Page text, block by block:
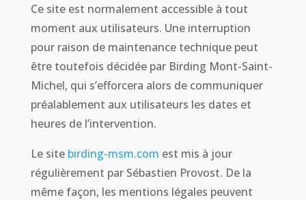
Ce site est normalement accessible à tout
moment aux utilisateurs. Une interruption
pour raison de maintenance technique peut
être toutefois décidée par Birding Mont-Saint-
Michel, qui s’efforcera alors de communiquer
préalablement aux utilisateurs les dates et
heures de l’intervention.
Le site birding-msm.com est mis à jour
régulièrement par Sébastien Provost. De la
même façon, les mentions légales peuvent